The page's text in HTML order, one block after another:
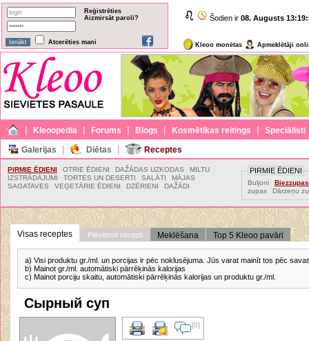
Reģistrēties
Aizmirsāt paroli?
Atcerēties mani
Šodien ir 08. Augusts
Kleoo monētas Apmeklētāji
| Kleoopedia | Forums | Blogs | Kosmētikas reitings | Speciālisti
Galerijas | Diētas | Receptes
PIRMIE ĒDIENI
Buljoni
Biezzupas
zupas
Dārzeņu
PIRMIE ĒDIENI OTRIE ĒDIENI DAŽĀDAS UZKODAS
MILTU
IZSTRĀDĀJUMI
TORTES UN DESERTI SALĀTI
MĀJAS
SAGATAVES
VEĢETĀRIE ĒDIENI DZĒRIENI DAŽĀDI
Visas receptes Pievienot recepti Meklēšana Top 5 Kleoo pavāri
a) Visi produktu gr./ml. un porcijas ir pēc noklusējuma. Jūs varat mainīt tos pēc
b) Mainot gr./ml. automātiski pārrēķinās kalorijas
c) Mainot porciju skaitu, automātiski pārrēķinās kalorijas un produktu gr./ml.
Сырный суп
[0]